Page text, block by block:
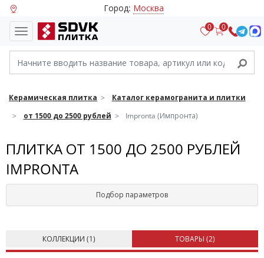
Город: Москва
0 0
Керамическая плитка
Каталог керамогранита и плитки
от 1500 до 2500 рублей
Impronta (Импронта)
ПЛИТКА ОТ 1500 ДО 2500 РУБЛЕЙ
IMPRONTA
Подбор параметров
КОЛЛЕКЦИИ (1) ТОВАРЫ (2)